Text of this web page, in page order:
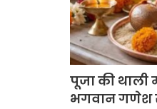
पूजा की थाली
भगवान गणेश